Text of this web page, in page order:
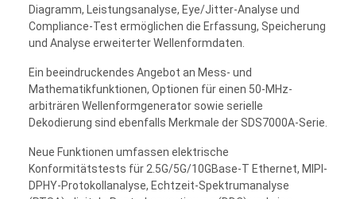
Diagramm, Leistungsanalyse, Eye/Jitter-Analyse und
Compliance-Test ermöglichen die Erfassung, Speicherung
und Analyse erweiterter Wellenformdaten.
Ein beeindruckendes Angebot an Mess- und
Mathematikfunktionen, Optionen für einen 50-MHz-
arbiträren Wellenformgenerator sowie serielle
Dekodierung sind ebenfalls Merkmale der SDS7000A-Serie.
Neue Funktionen umfassen elektrische
Konformitätstests für 2.5G/5G/10GBase-T Ethernet, MIPI-
DPHY-Protokollanalyse, Echtzeit-Spektrumanalyse